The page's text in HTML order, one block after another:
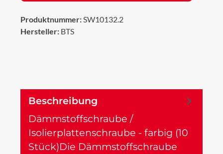
Produktnummer:SW10132.2
Hersteller: BTS
Beschreibung
Dämmstoffschraube /
Isolierplattenschraube - farbig (10
Stück)Die Dämmstoffschraube